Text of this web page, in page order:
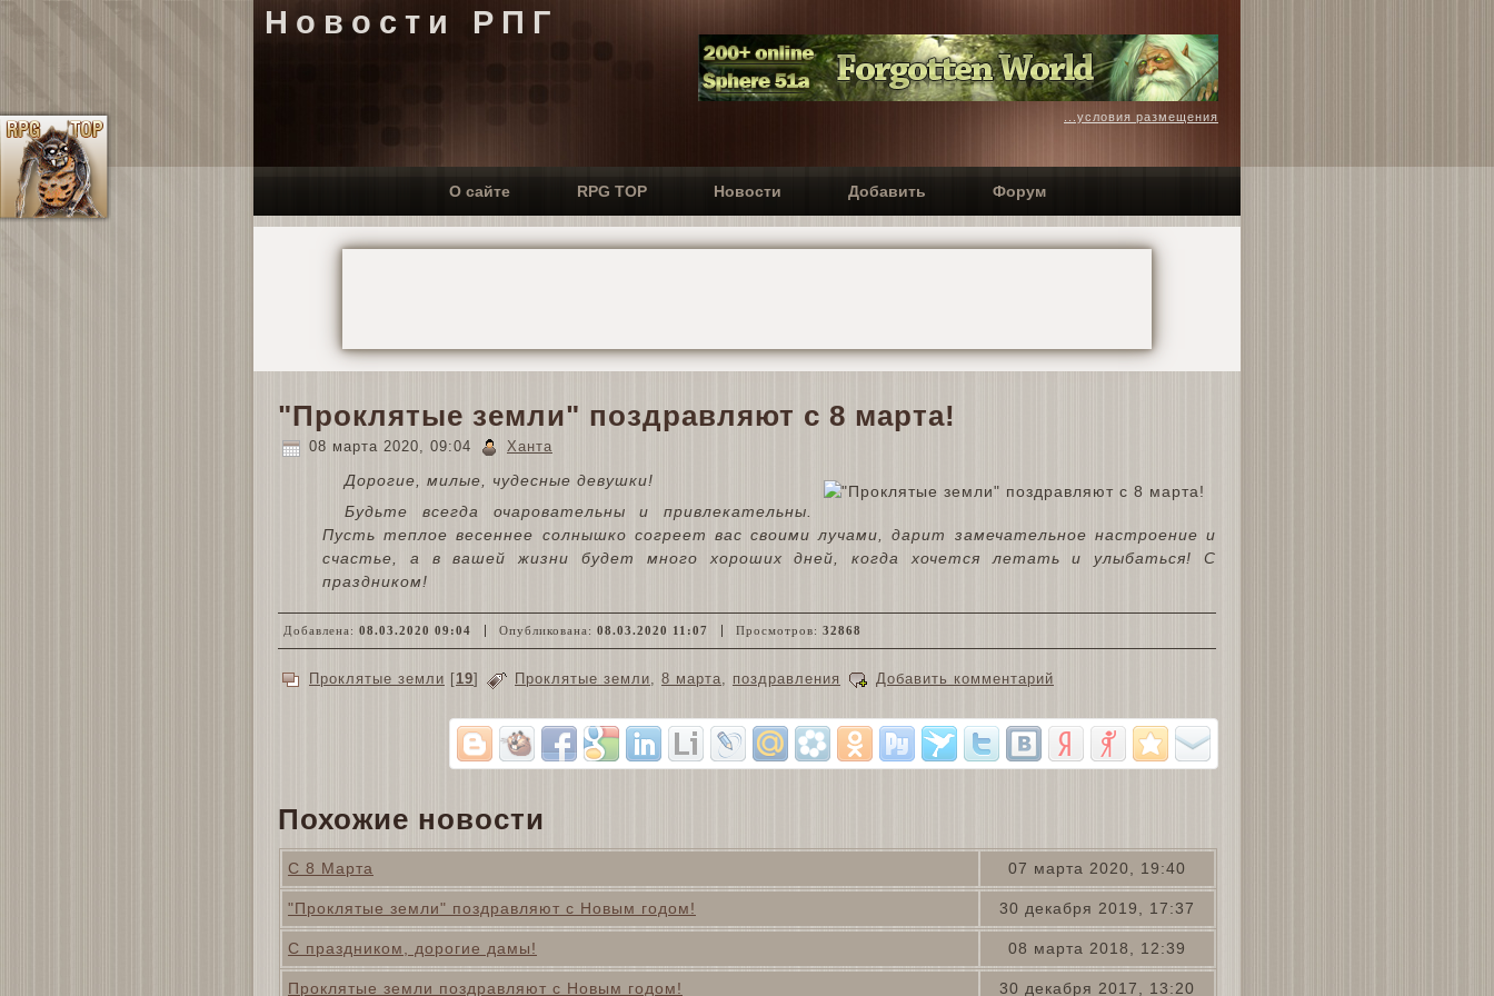
Новости РПГ
...условия размещения
О сайте RPG TOP Новости Добавить Форум
"Проклятые земли" поздравляют с 8 марта!
08 марта 2020, 09:04 Ханта
Дорогие, милые, чудесные девушки!
Будьте всегда очаровательны и привлекательны.
Пусть теплое весеннее солнышко согреет вас своими лучами, дарит замечательное настроение и
счастье, а в вашей жизни будет много хороших дней, когда хочется летать и улыбаться! С
праздником!
Добавлена: 08.03.2020 09:04 Опубликована: 08.03.2020 11:07 Просмотров: 32868
Проклятые земли [19] Проклятые земли 8 марта поздравления Добавить комментарий
Похожие новости
07 марта 2020, 19:40
С 8 Марта
30 декабря 2019, 17:37
"Проклятые земли" поздравляют с Новым годом!
08 марта 2018, 12:39
С праздником, дорогие дамы!
30 декабря 2017, 13:20
Проклятые земли поздравляют с Новым годом!